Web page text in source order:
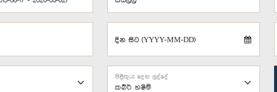
දින සිට (YYYY-MM-DD)
කබීර් හෂීම්
පිළිතුරු දෙන ලද්දේ